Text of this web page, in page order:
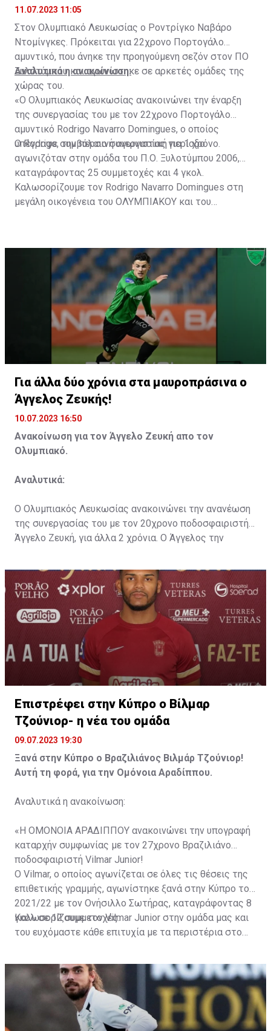
11.07.2023 11:05
Στον Ολυμπιακό Λευκωσίας ο Ροντρίγκο Ναβάρο
Ντομίνγκες. Πρόκειται για 22χρονο Πορτογάλο
αμυντικό, που άνηκε την προηγούμενη σεζόν στον ΠΟ
Ξυλοτύμπου και αγωνίστηκε σε αρκετές ομάδες της
χώρας του.
Αναλυτικά η ανακοίνωση:
«Ο Ολυμπιακός Λευκωσίας ανακοινώνει την έναρξη
της συνεργασίας του με τον 22χρονο Πορτογάλο
αμυντικό Rodrigo Navarro Domingues, ο οποίος
υπέγραψε συμβόλαιο συνεργασίας για 1 χρόνο.
Ο Rodrigo, την περσινή αγωνιστική περίοδο
αγωνιζόταν στην ομάδα του Π.Ο. Ξυλοτύμπου 2006,
καταγράφοντας 25 συμμετοχές και 4 γκολ.
Καλωσορίζουμε τον Rodrigo Navarro Domingues στη
μεγάλη οικογένεια του ΟΛΥΜΠΙΑΚΟΥ και του
Για άλλα δύο χρόνια στα μαυροπράσινα ο
Άγγελος Ζευκής!
10.07.2023 16:50
Ανακοίνωση για τον Άγγελο Ζευκή απο τον
Ολυμπιακό.
Αναλυτικά:
Ο Ολυμπιακός Λευκωσίας ανακοινώνει την ανανέωση
της συνεργασίας του με τον 20χρονο ποδοσφαιριστή
Άγγελο Ζευκή, για άλλα 2 χρόνια. Ο Άγγελος την
με την μαυροπράσινη φανέλα σε πρωτάθλημα και
κύπελλο (4 στην αρχική ενδεκάδα και 5 ως αλλαγή).
Ευχόμαστε στον Άγγελο Ζευκή Υγεία, Δύναμη και κάθε
Επιτυχία με τη φανέλα του ΟΛΥΜΠΙΑΚΟΥ ΜΑΣ!
Επιστρέφει στην Κύπρο ο Βίλμαρ
Τζούνιορ- η νέα του ομάδα
09.07.2023 19:30
Ξανά στην Κύπρο ο Βραζιλιάνος Βιλμάρ Τζούνιορ!
Αυτή τη φορά, για την Ομόνοια Αραδίππου.
Αναλυτικά η ανακοίνωση:
«Η ΟΜΟΝΟΙΑ ΑΡΑΔΙΠΠΟΥ ανακοινώνει την υπογραφή
καταρχήν συμφωνίας με τον 27χρονο Βραζιλιάνο
ποδοσφαιριστή Vilmar Junior!
Ο Vilmar, ο οποίος αγωνίζεται σε όλες τις θέσεις της
επιθετικής γραμμής, αγωνίστηκε ξανά στην Κύπρο το
2021/22 με τον Ονήσιλλο Σωτήρας, καταγράφοντας 8
γκολ σε 12 συμμετοχές.
Καλωσορίζουμε τον Vilmar Junior στην ομάδα μας και
του ευχόμαστε κάθε επιτυχία με τα περιστέρια στο